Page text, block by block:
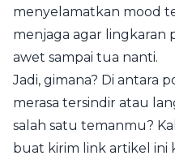
menyelamatkan mood
menjaga agar lingkaran
awet sampai tua nanti.
Jadi, gimana? Di antara
merasa tersindir atau
salah satu temanmu?
buat kirim link artikel ini